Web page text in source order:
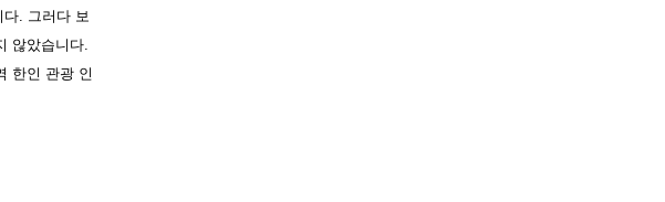
다. 그러다 보
않았습니다.
한인 관광 인